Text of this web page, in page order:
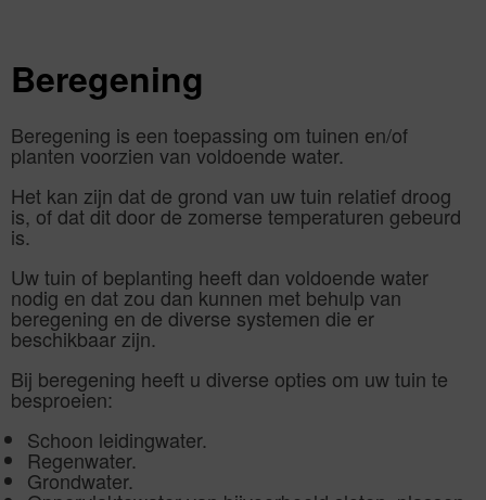
Beregening
Beregening is een toepassing om tuinen en/of
planten voorzien van voldoende water.
Het kan zijn dat de grond van uw tuin relatief droog
is, of dat dit door de zomerse temperaturen gebeurd
is.
Uw tuin of beplanting heeft dan voldoende water
nodig en dat zou dan kunnen met behulp van
beregening en de diverse systemen die er
beschikbaar zijn.
Bij beregening heeft u diverse opties om uw tuin te
besproeien:
Schoon leidingwater.
Regenwater.
Grondwater.